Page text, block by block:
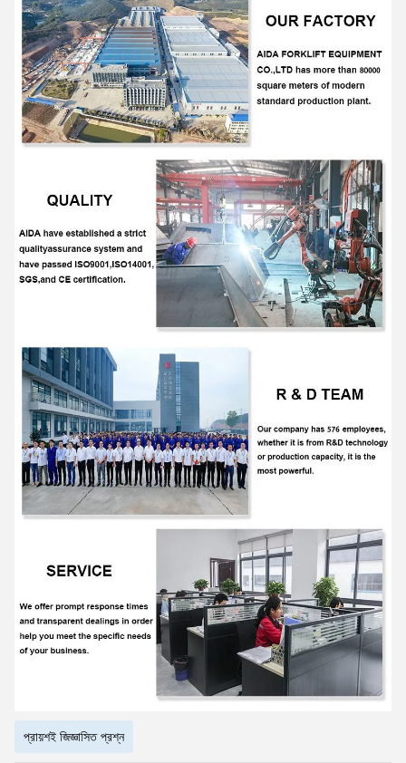
প্রায়শই জিজ্ঞাসিত প্রশ্ন